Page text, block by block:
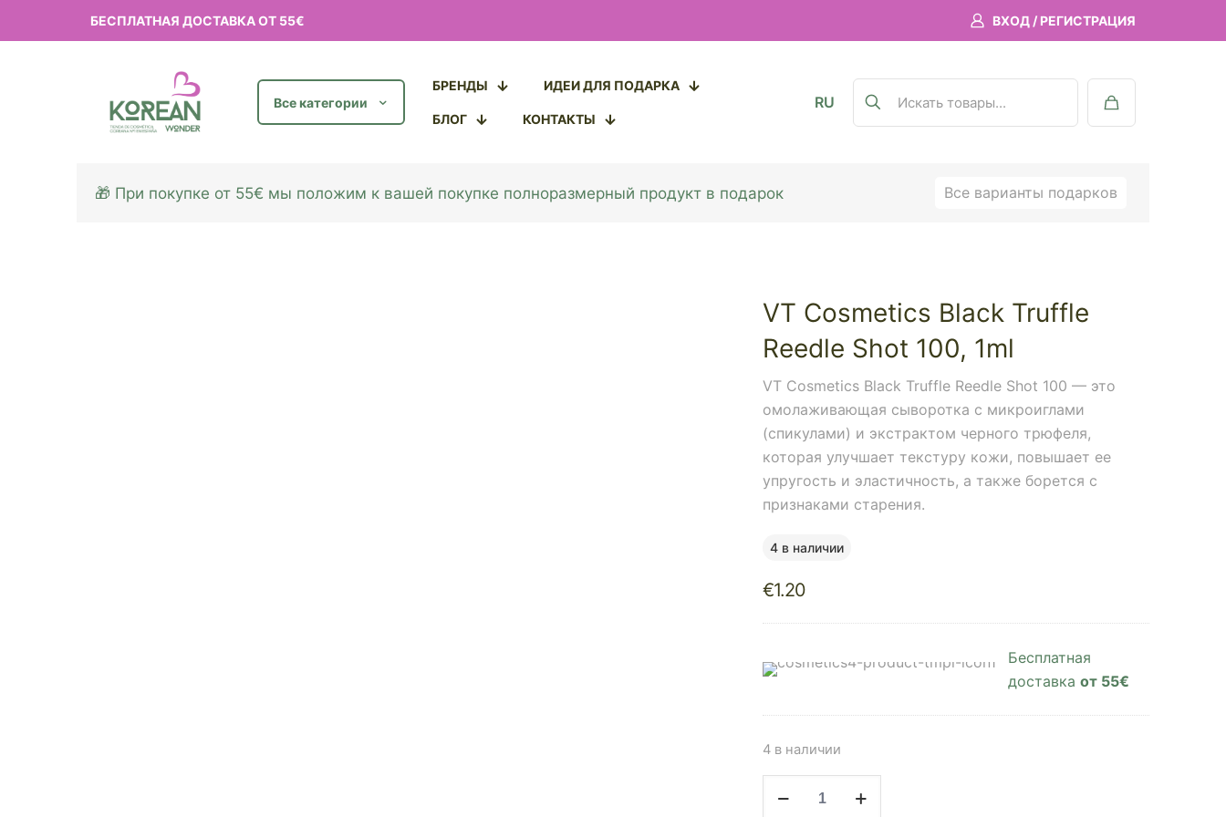
БЕСПЛАТНАЯ ДОСТАВКА ОТ 55€ ВХОД / РЕГИСТРАЦИЯ
Все категории
БРЕНДЫ ИДЕИ ДЛЯ ПОДАРКА
БЛОГ КОНТАКТЫ
RU
🎁 При покупке от 55€ мы положим к вашей покупке полноразмерный продукт в подарок Все варианты подарков
VT Cosmetics Black Truffle
Reedle Shot 100, 1ml
VT Cosmetics Black Truffle Reedle Shot 100 — это
омолаживающая сыворотка с микроиглами
(спикулами) и экстрактом черного трюфеля,
которая улучшает текстуру кожи, повышает ее
упругость и эластичность, а также борется с
признаками старения.
4 в наличии
€1.20
Бесплатная
доставка от 55€
4 в наличии